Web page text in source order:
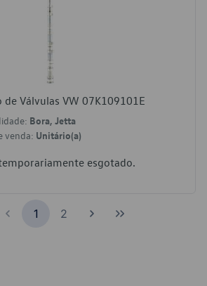
de Válvulas VW 07K109101E
Bora, Jetta
venda: Unitário(a)
esgotado.
1 2